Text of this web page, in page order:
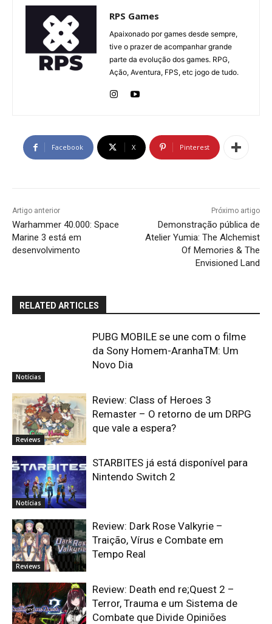
RPS Games
Apaixonado por games desde sempre,
tive o prazer de acompanhar grande
parte da evolução dos games. RPG,
Ação, Aventura, FPS, etc jogo de tudo.
Facebook X Pinterest
Artigo anterior
Warhammer 40.000: Space
Marine 3 está em
desenvolvimento
Próximo artigo
Demonstração pública de
Atelier Yumia: The Alchemist
Of Memories & The
Envisioned Land
RELATED ARTICLES
Notícias
PUBG MOBILE se une com o filme
da Sony Homem-AranhaTM: Um
Novo Dia
Reviews
Review: Class of Heroes 3
Remaster – O retorno de um DRPG
que vale a espera?
Notícias
STARBITES já está disponível para
Nintendo Switch 2
Reviews
Review: Dark Rose Valkyrie –
Traição, Vírus e Combate em
Tempo Real
Review: Death end re;Quest 2 –
Terror, Trauma e um Sistema de
Combate que Divide Opiniões